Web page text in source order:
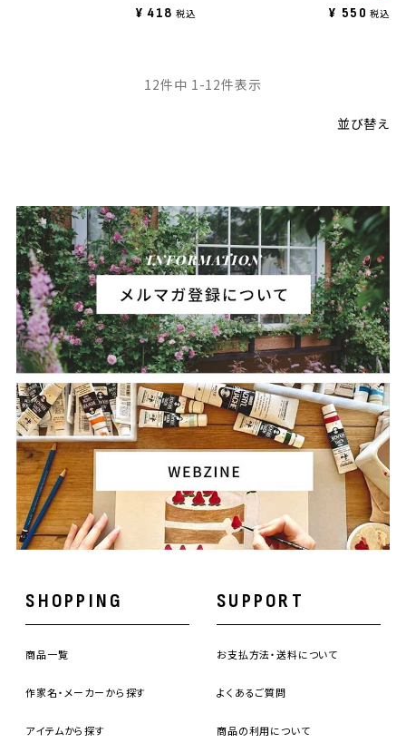
¥ 418 税込 ¥ 550 税込
並び替え
12件中 1 -12件表示
SHOPPING
商品一覧
作家名・メーカーから探す
アイテムから探す
SUPPORT
お支払方法・送料について
よくあるご質問
商品の利用について